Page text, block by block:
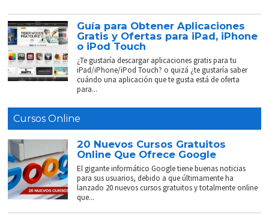
Guía para Obtener Aplicaciones
Gratis y Ofertas para iPad, iPhone
o iPod Touch
¿Te gustaría descargar aplicaciones gratis para tu
iPad/iPhone/iPod Touch? o quizá ¿te gustaría saber
cuándo una aplicación que te gusta está de oferta
para...
Cursos Online
20 Nuevos Cursos Gratuitos
Online Que Ofrece Google
El gigante informático Google tiene buenas noticias
para sus usuarios, debido a que últimamente ha
lanzado 20 nuevos cursos gratuitos y totalmente online
que...